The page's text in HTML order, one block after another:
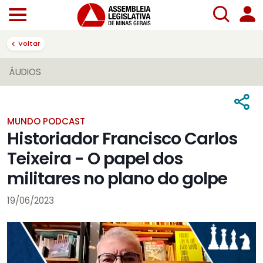
Voltar
ÁUDIOS
MUNDO PODCAST
Historiador Francisco Carlos
Teixeira - O papel dos
militares no plano do golpe
19/06/2023